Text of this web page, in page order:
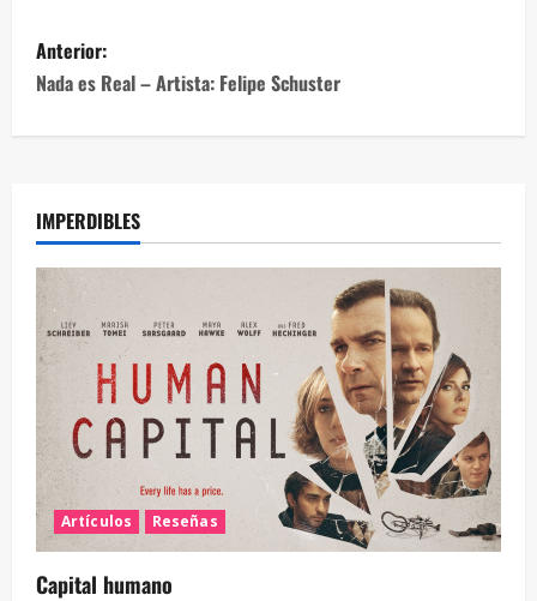
Anterior:
Nada es Real – Artista: Felipe Schuster
IMPERDIBLES
Artículos Reseñas
Capital humano